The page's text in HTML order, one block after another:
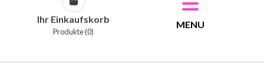
Ihr Einkaufskorb
Produkte (0)
MENU